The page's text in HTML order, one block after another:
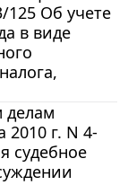
125 Об учете
в виде
делам
2010 г. N 4-
судебное